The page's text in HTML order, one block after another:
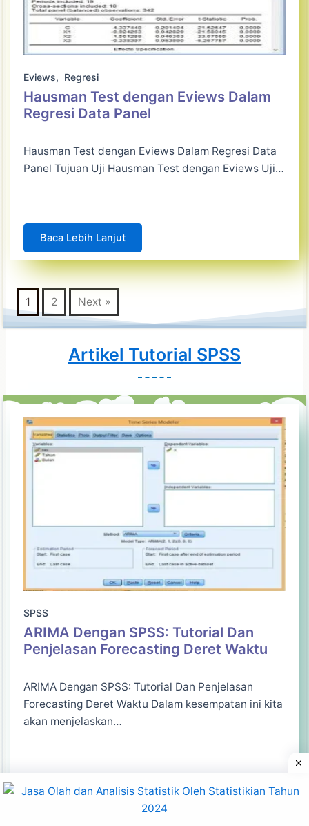
Eviews, Regresi
Hausman Test dengan Eviews Dalam
Regresi Data Panel
Hausman Test dengan Eviews Dalam Regresi Data
Panel Tujuan Uji Hausman Test dengan Eviews Uji…
Baca Lebih Lanjut
1 2 Next »
Artikel Tutorial SPSS
SPSS
ARIMA Dengan SPSS: Tutorial Dan
Penjelasan Forecasting Deret Waktu
ARIMA Dengan SPSS: Tutorial Dan Penjelasan
Forecasting Deret Waktu Dalam kesempatan ini kita
akan menjelaskan…
Baca Lebih Lanjut